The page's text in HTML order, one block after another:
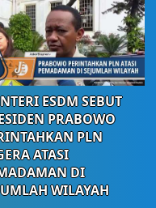
ESDM SEBUT
PRABOWO
PLN
ATASI
DI
WILAYAH